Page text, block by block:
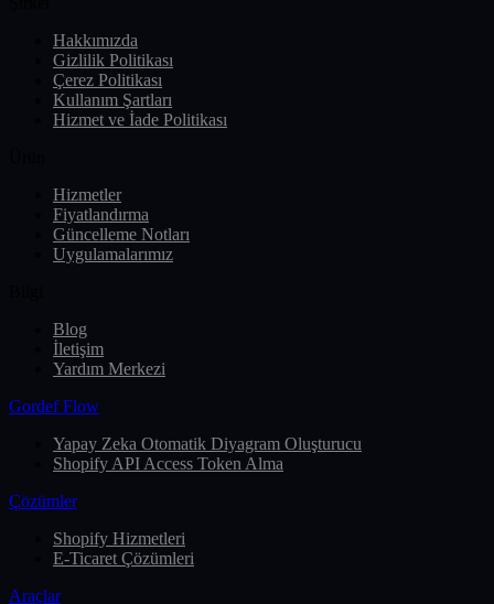
Hakkımızda
Gizlilik Politikası
Çerez Politikası
Kullanım Şartları
Hizmet ve İade Politikası
Hizmetler
Fiyatlandırma
Güncelleme Notları
Uygulamalarımız
Blog
İletişim
Yardım Merkezi
Gordef Flow
Yapay Zeka Otomatik Diyagram Oluşturucu
Shopify API Access Token Alma
Çözümler
Shopify Hizmetleri
E-Ticaret Çözümleri
Araçlar